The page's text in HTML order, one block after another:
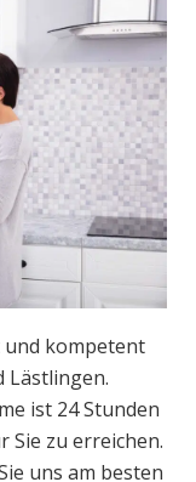
kompetent
Lästlingen.
am besten